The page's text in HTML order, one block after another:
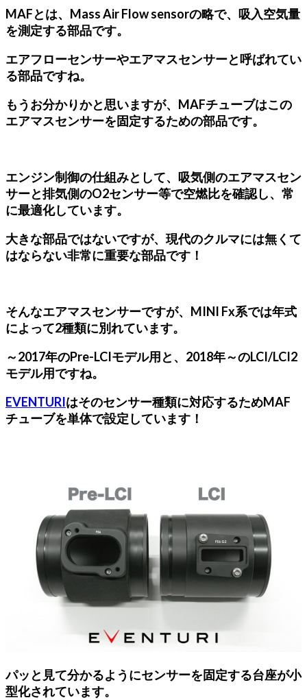
MAFとは、Mass Air Flow sensorの略で、吸入空気量
を測定する部品です。
エアフローセンサーやエアマスセンサーと呼ばれてい
る部品ですね。
もうお分かりかと思いますが、MAFチューブはこの
エアマスセンサーを固定するための部品です。
エンジン制御の仕組みとして、吸気側のエアマスセン
サーと排気側のO2センサー等で空燃比を確認し、常
に最適化しています。
大きな部品ではないですが、現代のクルマには無くて
はならない非常に重要な部品です！
そんなエアマスセンサーですが、MINI Fx系では年式
によって2種類に別れています。
～2017年のPre-LCIモデル用と、2018年～のLCI/LCI2
モデル用ですね。
EVENTURIはそのセンサー種類に対応するためMAF
チューブを単体で設定しています！
パッと見て分かるようにセンサーを固定する台座が小
型化されています。